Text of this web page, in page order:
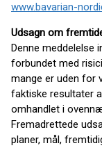
www.bavarian-
Udsagn om
Denne meddelelse
forbundet med
mange er uden for
faktiske resultater
omhandlet i
Fremadrettede
planer, mål,